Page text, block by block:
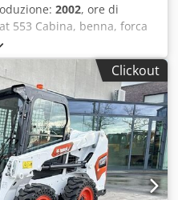
2002, ore di
553 Cabina, benna, forca
Clickout